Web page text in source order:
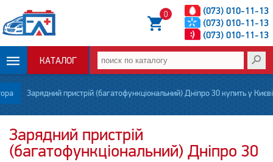
(073) 010-11-13
(073) 010-11-13
(073) 010-11-13
0
КАТАЛОГ
ОПЛАТА И
ДОСТАВКА
НОВОСТИ
Зарядний пристрій (багатофункціональний) Дніпро 30 купить у Києві
Зарядний пристрій
(багатофункціональний) Дніпро 30